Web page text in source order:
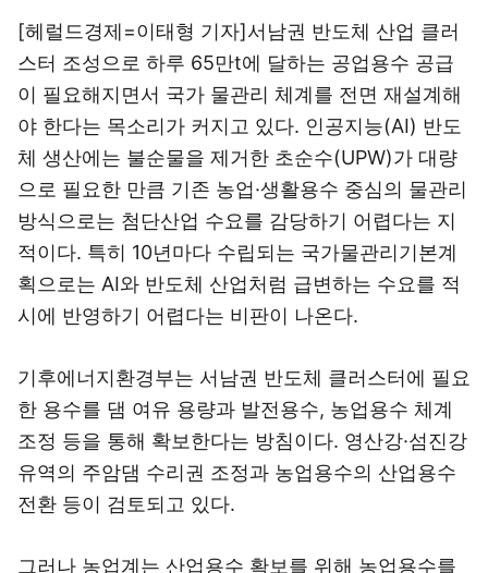
[헤럴드경제=이태형 기자]서남권 반도체 산업 클러
스터 조성으로 하루 65만t에 달하는 공업용수 공급
이 필요해지면서 국가 물관리 체계를 전면 재설계해
야 한다는 목소리가 커지고 있다. 인공지능(AI) 반도
체 생산에는 불순물을 제거한 초순수(UPW)가 대량
으로 필요한 만큼 기존 농업·생활용수 중심의 물관리
방식으로는 첨단산업 수요를 감당하기 어렵다는 지
적이다. 특히 10년마다 수립되는 국가물관리기본계
획으로는 AI와 반도체 산업처럼 급변하는 수요를 적
시에 반영하기 어렵다는 비판이 나온다.
기후에너지환경부는 서남권 반도체 클러스터에 필요
한 용수를 댐 여유 용량과 발전용수, 농업용수 체계
조정 등을 통해 확보한다는 방침이다. 영산강·섬진강
유역의 주암댐 수리권 조정과 농업용수의 산업용수
전환 등이 검토되고 있다.
그러나 농업계는 산업용수 확보를 위해 농업용수를